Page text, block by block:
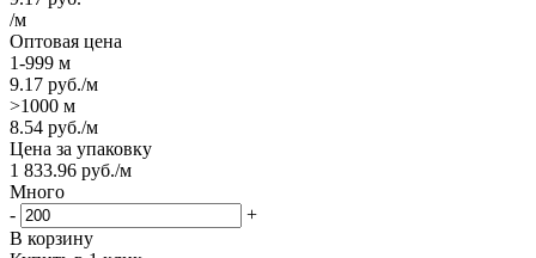
/м
Оптовая цена
1-999 м
9.17 руб./м
>1000 м
8.54 руб./м
Цена за упаковку
1 833.96 руб./м
Много
-
+
В корзину